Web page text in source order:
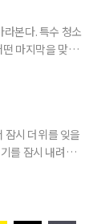
라본다. 특수 청소
마지막을 맞이
잠시 더위를 잊을
를 잠시 내려놓